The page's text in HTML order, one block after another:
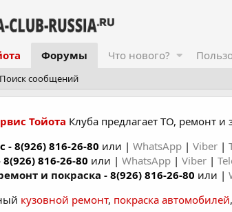
Форумы Что нового?
Поиск сообщений
Тойота Клуба предлагает ТО, ремонт и
- 8(926) 816-26-80 или | WhatsApp | Viber |
8(926) 816-26-80 или | WhatsApp | Viber |
и покраска - 8(926) 816-26-80 или |
кузовной ремонт, покраска автомобилей,